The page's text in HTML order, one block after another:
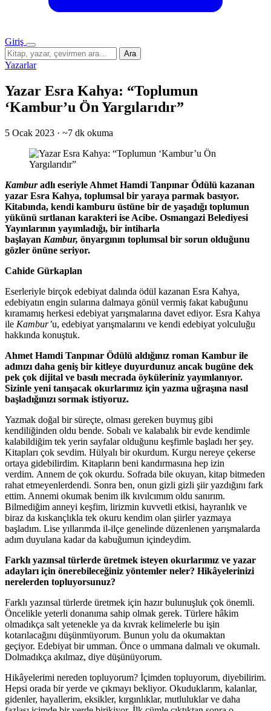
Giriş
Menü
Sitede
ara
Ara
Yazarlar
Yazar Esra Kahya: “Toplumun
‘Kambur’u Ön Yargılarıdır”
5 Ocak 2023 · ~7 dk okuma
Kamburadlı eseriyle Ahmet Hamdi Tanpınar Ödülü kazanan
yazar Esra Kahya, toplumsal bir yaraya parmak basıyor.
Kitabında, kendi kamburu üstüne bir de yaşadığı toplumun
yükünü sırtlanan karakteri ise Acibe. Osmangazi Belediyesi
Yayınlarının yayımladığı, bir intiharla
başlayan Kambur, önyargının toplumsal bir sorun olduğunu
gözler önüne seriyor.
Cahide Gürkaplan
Eserleriyle birçok edebiyat dalında ödül kazanan Esra Kahya,
edebiyatın engin sularına dalmaya gönül vermiş fakat kabuğunu
kıramamış herkesi edebiyat yarışmalarına davet ediyor. Esra Kahya
ile Kambur’u, edebiyat yarışmalarını ve kendi edebiyat yolculuğu
hakkında konuştuk.
Ahmet Hamdi Tanpınar Ödülü aldığınız roman Kambur ile
adınızı daha geniş bir kitleye duyurdunuz ancak bugüne dek
pek çok dijital ve basılı mecrada öyküleriniz yayımlanıyor.
Sizinle yeni tanışacak okurlarımız için yazma uğraşına nasıl
başladığınızı sormak istiyoruz.
Yazmak doğal bir süreçte, olması gereken buymuş gibi
kendiliğinden oldu bende. Sobalı ve kalabalık bir evde kendimle
kalabildiğim tek yerin sayfalar olduğunu keşfimle başladı her şey.
Kitapları çok sevdim. Hülyalı bir okurdum. Kurgu nereye çekerse
ortaya gidebilirdim. Kitapların beni kandırmasına hep izin
verdim. Annem de çok okurdu. Sofrada bile okuyan, kitap bitmeden
rahat etmeyenlerdendi. Sonra ben, onun gizli gizli şiir yazdığını fark
ettim. Annemi okumak benim ilk kıvılcımım oldu sanırım.
Bilmediğim anneyi keşfim, lirizmin kuvvetli etkisi, hayranlık ve
biraz da kıskançlıkla tek okuru kendim olan şiirler yazmaya
başladım. Lise yıllarımda il-ilçe genelinde düzenlenen yarışmalarda
adım duyulana kadar da kabuğumun içindeydim.
Farklı yazınsal türlerde üretmek isteyen okurlarımız ve yazar
adayları için önerebileceğiniz yöntemler neler? Hikâyelerinizi
nerelerden topluyorsunuz?
Farklı yazınsal türlerde üretmek için hazır bulunuşluk çok önemli.
Öncelikle yeterli donanıma sahip olmak gerek. Türlere hâkim
olmadıkça salt yetenekle ya da kıvrak kelimelerle bu işin
kotarılacağını düşünmüyorum. Bunun yolu da okumaktan
geçiyor. Edebiyat bir umman. Önce o ummana dalmalı ve okumalı.
Dolmadıkça akılmaz, diye düşünüyorum.
Hikâyelerimi nereden topluyorum? İçimden topluyorum, diyebilirim.
Hepsi orada bir yerde ve çıkmayı bekliyor. Okuduklarım, kalanlar,
gidenler, hayallerim, eksikler, kırgınlıklar, mutluluklar ve daha